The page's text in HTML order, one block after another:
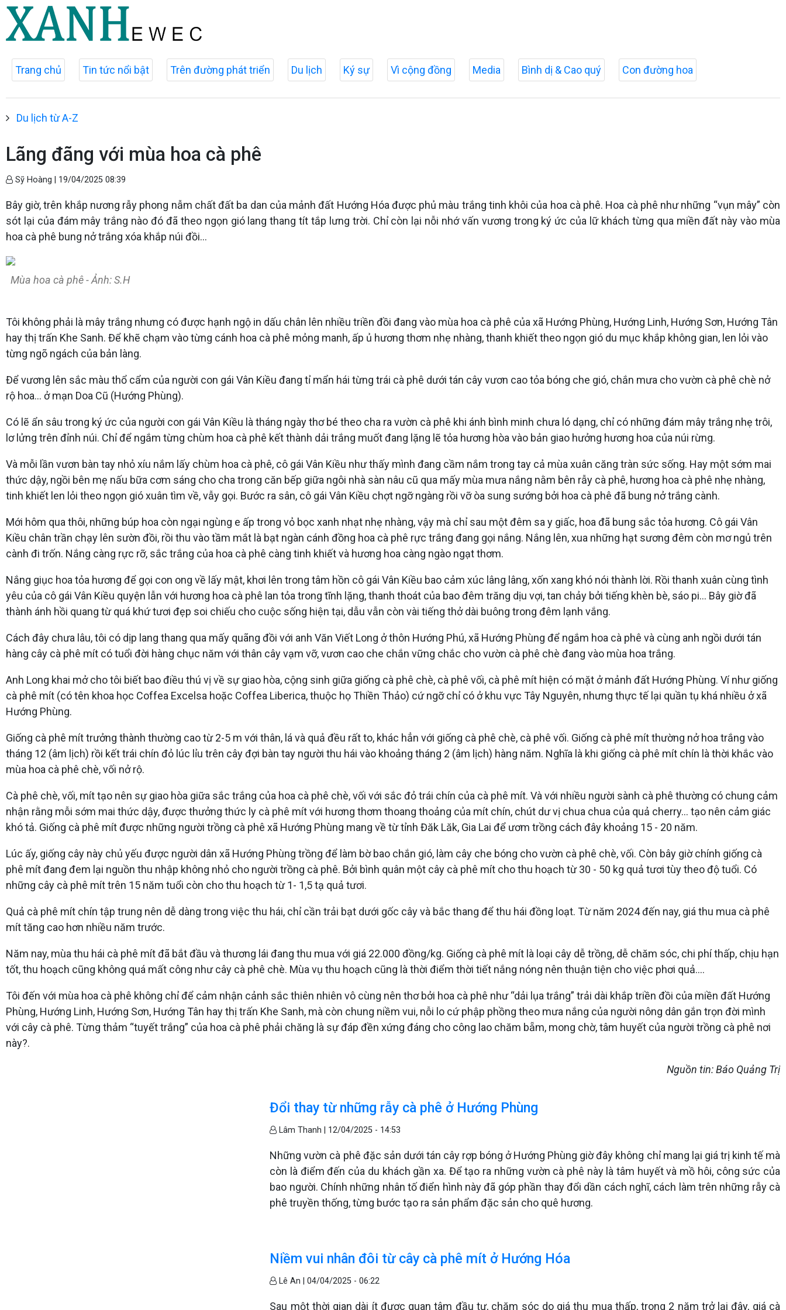
Trang chủ Tin tức nổi bật Trên đường phát triển Du lịch Ký sự Vì cộng đồng Media Bình dị & Cao quý Con đường hoa
Du lịch từ A-Z
Lãng đãng với mùa hoa cà phê
Sỹ Hoàng | 19/04/2025 08:39
Bây giờ, trên khắp nương rẫy phong nẫm chất đất ba dan của mảnh đất Hướng Hóa được phủ màu trắng tinh khôi của hoa cà phê. Hoa cà phê như những “vụn mây” còn
sót lại của đám mây trắng nào đó đã theo ngọn gió lang thang tít tắp lưng trời. Chỉ còn lại nỗi nhớ vấn vương trong ký ức của lữ khách từng qua miền đất này vào mùa
hoa cà phê bung nở trắng xóa khắp núi đồi...
Mùa hoa cà phê - Ảnh: S.H
Tôi không phải là mây trắng nhưng có được hạnh ngộ in dấu chân lên nhiều triền đồi đang vào mùa hoa cà phê của xã Hướng Phùng, Hướng Linh, Hướng Sơn, Hướng Tân
hay thị trấn Khe Sanh. Để khẽ chạm vào từng cánh hoa cà phê mỏng manh, ấp ủ hương thơm nhẹ nhàng, thanh khiết theo ngọn gió du mục khắp không gian, len lỏi vào
từng ngõ ngách của bản làng.
Để vương lên sắc màu thổ cẩm của người con gái Vân Kiều đang tỉ mẩn hái từng trái cà phê dưới tán cây vươn cao tỏa bóng che gió, chắn mưa cho vườn cà phê chè nở
rộ hoa... ở mạn Doa Cũ (Hướng Phùng).
Có lẽ ẩn sâu trong ký ức của người con gái Vân Kiều là tháng ngày thơ bé theo cha ra vườn cà phê khi ánh bình minh chưa ló dạng, chỉ có những đám mây trắng nhẹ trôi,
lơ lửng trên đỉnh núi. Chỉ để ngắm từng chùm hoa cà phê kết thành dải trắng muốt đang lặng lẽ tỏa hương hòa vào bản giao hưởng hương hoa của núi rừng.
Và mỗi lần vươn bàn tay nhỏ xíu nắm lấy chùm hoa cà phê, cô gái Vân Kiều như thấy mình đang cầm nắm trong tay cả mùa xuân căng tràn sức sống. Hay một sớm mai
thức dậy, ngồi bên mẹ nấu bữa cơm sáng cho cha trong căn bếp giữa ngôi nhà sàn nâu cũ qua mấy mùa mưa nắng nằm bên rẫy cà phê, hương hoa cà phê nhẹ nhàng,
tinh khiết len lỏi theo ngọn gió xuân tìm về, vẫy gọi. Bước ra sân, cô gái Vân Kiều chợt ngỡ ngàng rồi vỡ òa sung sướng bởi hoa cà phê đã bung nở trắng cành.
Mới hôm qua thôi, những búp hoa còn ngại ngùng e ấp trong vỏ bọc xanh nhạt nhẹ nhàng, vậy mà chỉ sau một đêm sa y giấc, hoa đã bung sắc tỏa hương. Cô gái Vân
Kiều chân trần chạy lên sườn đồi, rồi thu vào tầm mắt là bạt ngàn cánh đồng hoa cà phê rực trắng đang gọi nắng. Nắng lên, xua những hạt sương đêm còn mơ ngủ trên
cành đi trốn. Nắng càng rực rỡ, sắc trắng của hoa cà phê càng tinh khiết và hương hoa càng ngào ngạt thơm.
Nắng giục hoa tỏa hương để gọi con ong về lấy mật, khơi lên trong tâm hồn cô gái Vân Kiều bao cảm xúc lâng lâng, xốn xang khó nói thành lời. Rồi thanh xuân cùng tình
yêu của cô gái Vân Kiều quyện lẫn với hương hoa cà phê lan tỏa trong tĩnh lặng, thanh thoát của bao đêm trăng dịu vợi, tan chảy bởi tiếng khèn bè, sáo pi... Bây giờ đã
thành ánh hồi quang từ quá khứ tươi đẹp soi chiếu cho cuộc sống hiện tại, dẫu vẫn còn vài tiếng thở dài buông trong đêm lạnh vắng.
Cách đây chưa lâu, tôi có dịp lang thang qua mấy quãng đồi với anh Văn Viết Long ở thôn Hướng Phú, xã Hướng Phùng để ngắm hoa cà phê và cùng anh ngồi dưới tán
hàng cây cà phê mít có tuổi đời hàng chục năm với thân cây vạm vỡ, vươn cao che chắn vững chắc cho vườn cà phê chè đang vào mùa hoa trắng.
Anh Long khai mở cho tôi biết bao điều thú vị về sự giao hòa, cộng sinh giữa giống cà phê chè, cà phê vối, cà phê mít hiện có mặt ở mảnh đất Hướng Phùng. Ví như giống
cà phê mít (có tên khoa học Coffea Excelsa hoặc Coffea Liberica, thuộc họ Thiền Thảo) cứ ngỡ chỉ có ở khu vực Tây Nguyên, nhưng thực tế lại quần tụ khá nhiều ở xã
Hướng Phùng.
Giống cà phê mít trưởng thành thường cao từ 2-5 m với thân, lá và quả đều rất to, khác hẳn với giống cà phê chè, cà phê vối. Giống cà phê mít thường nở hoa trắng vào
tháng 12 (âm lịch) rồi kết trái chín đỏ lúc lỉu trên cây đợi bàn tay người thu hái vào khoảng tháng 2 (âm lịch) hàng năm. Nghĩa là khi giống cà phê mít chín là thời khắc vào
mùa hoa cà phê chè, vối nở rộ.
Cà phê chè, vối, mít tạo nên sự giao hòa giữa sắc trắng của hoa cà phê chè, vối với sắc đỏ trái chín của cà phê mít. Và với nhiều người sành cà phê thường có chung cảm
nhận rằng mỗi sớm mai thức dậy, được thưởng thức ly cà phê mít với hương thơm thoang thoảng của mít chín, chút dư vị chua chua của quả cherry... tạo nên cảm giác
khó tả. Giống cà phê mít được những người trồng cà phê xã Hướng Phùng mang về từ tỉnh Đăk Lăk, Gia Lai để ươm trồng cách đây khoảng 15 - 20 năm.
Lúc ấy, giống cây này chủ yếu được người dân xã Hướng Phùng trồng để làm bờ bao chắn gió, làm cây che bóng cho vườn cà phê chè, vối. Còn bây giờ chính giống cà
phê mít đang đem lại nguồn thu nhập không nhỏ cho người trồng cà phê. Bởi bình quân một cây cà phê mít cho thu hoạch từ 30 - 50 kg quả tươi tùy theo độ tuổi. Có
những cây cà phê mít trên 15 năm tuổi còn cho thu hoạch từ 1- 1,5 tạ quả tươi.
Quả cà phê mít chín tập trung nên dễ dàng trong việc thu hái, chỉ cần trải bạt dưới gốc cây và bắc thang để thu hái đồng loạt. Từ năm 2024 đến nay, giá thu mua cà phê
mít tăng cao hơn nhiều năm trước.
Năm nay, mùa thu hái cà phê mít đã bắt đầu và thương lái đang thu mua với giá 22.000 đồng/kg. Giống cà phê mít là loại cây dễ trồng, dễ chăm sóc, chi phí thấp, chịu hạn
tốt, thu hoạch cũng không quá mất công như cây cà phê chè. Mùa vụ thu hoạch cũng là thời điểm thời tiết nắng nóng nên thuận tiện cho việc phơi quả....
Tôi đến với mùa hoa cà phê không chỉ để cảm nhận cảnh sắc thiên nhiên vô cùng nên thơ bởi hoa cà phê như “dải lụa trắng” trải dài khắp triền đồi của miền đất Hướng
Phùng, Hướng Linh, Hướng Sơn, Hướng Tân hay thị trấn Khe Sanh, mà còn chung niềm vui, nỗi lo cứ phập phồng theo mưa nắng của người nông dân gắn trọn đời mình
với cây cà phê. Từng thảm “tuyết trắng” của hoa cà phê phải chăng là sự đáp đền xứng đáng cho công lao chăm bẵm, mong chờ, tâm huyết của người trồng cà phê nơi
này?.
Nguồn tin: Báo Quảng Trị
Đổi thay từ những rẫy cà phê ở Hướng Phùng
Lâm Thanh | 12/04/2025 - 14:53
Những vườn cà phê đặc sản dưới tán cây rợp bóng ở Hướng Phùng giờ đây không chỉ mang lại giá trị kinh tế mà
còn là điểm đến của du khách gần xa. Để tạo ra những vườn cà phê này là tâm huyết và mồ hôi, công sức của
bao người. Chính những nhân tố điển hình này đã góp phần thay đổi dần cách nghĩ, cách làm trên những rẫy cà
phê truyền thống, từng bước tạo ra sản phẩm đặc sản cho quê hương.
Niềm vui nhân đôi từ cây cà phê mít ở Hướng Hóa
Lê An |04/04/2025 - 06:22
Sau một thời gian dài ít được quan tâm đầu tư, chăm sóc do giá thu mua thấp, trong 2 năm trở lại đây, giá cà